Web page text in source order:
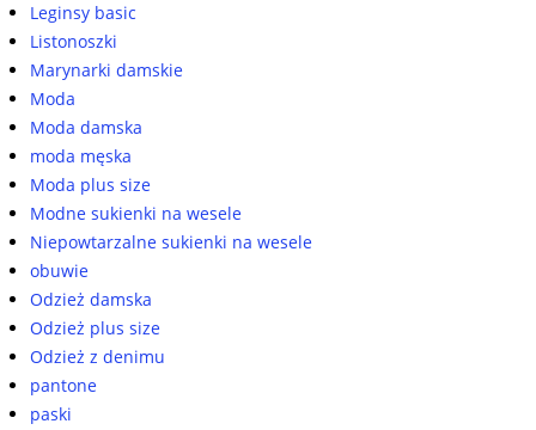
Leginsy basic
Listonoszki
Marynarki damskie
Moda
Moda damska
moda męska
Moda plus size
Modne sukienki na wesele
Niepowtarzalne sukienki na wesele
obuwie
Odzież damska
Odzież plus size
Odzież z denimu
pantone
paski